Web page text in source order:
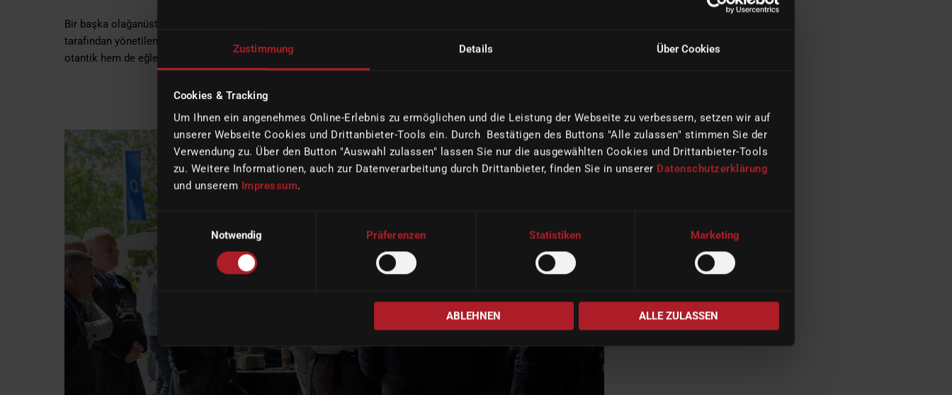
Zustimmung Details Über Cookies
Cookies & Tracking
Um Ihnen ein angenehmes Online-Erlebnis zu ermöglichen und die Leistung der Webseite zu verbessern, setzen wir auf
unserer Webseite Cookies und Drittanbieter-Tools ein. Durch Bestätigen des Buttons "Alle zulassen" stimmen Sie der
Verwendung zu. Über den Button "Auswahl zulassen" lassen Sie nur die ausgewählten Cookies und Drittanbieter-Tools
zu. Weitere Informationen, auch zur Datenverarbeitung durch Drittanbieter, finden Sie in unserer Datenschutzerklärung
und unserem Impressum.
Notwendig
Präferenzen Statistiken Marketing
ABLEHNEN ALLE ZULASSEN
Bir başka olağanüstü etkinlik ise, dünya barbekü şampiyonalarında deneyimi olan bir imes-icore çalışanı
tarafından yönetilen barbekü atölyesiydi. Bu benzersiz format, zanaatkarlığı, tutkuyu ve paylaşılan deneyimi hem
otantik hem de eğlenceli bir şekilde bir araya getirdi.